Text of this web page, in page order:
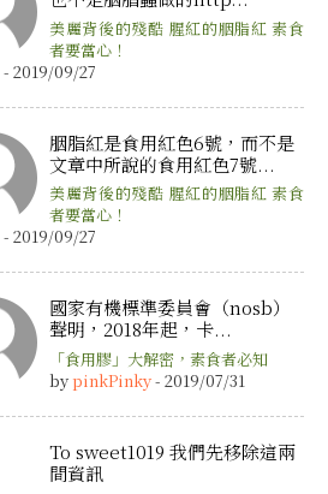
美麗背後的殘酷 腥紅的胭脂紅 素食
者要當心！
- 2019/09/27
胭脂紅是食用紅色6號，而不是
文章中所說的食用紅色7號...
美麗背後的殘酷 腥紅的胭脂紅 素食
者要當心！
- 2019/09/27
國家有機標準委員會（nosb）
聲明，2018年起，卡...
「食用膠」大解密，素食者必知
bypinkPinky- 2019/07/31
To sweet1019 我們先移除這兩
間資訊